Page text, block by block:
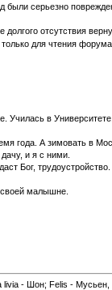
серьезно
отсутствия
для чтения форума.
в
года. А зимовать в
и я с ними.
Бог,
своей малышне.
- Шон; Felis -